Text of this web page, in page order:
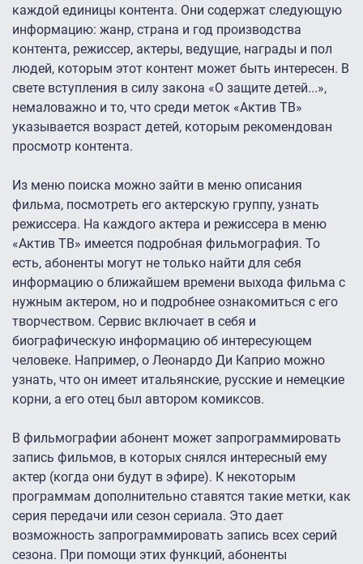
каждой единицы контента. Они содержат следующую
информацию: жанр, страна и год производства
контента, режиссер, актеры, ведущие, награды и пол
людей, которым этот контент может быть интересен. В
свете вступления в силу закона «О защите детей...»,
немаловажно и то, что среди меток «Актив ТВ»
указывается возраст детей, которым рекомендован
просмотр контента.
Из меню поиска можно зайти в меню описания
фильма, посмотреть его актерскую группу, узнать
режиссера. На каждого актера и режиссера в меню
«Актив ТВ» имеется подробная фильмография. То
есть, абоненты могут не только найти для себя
информацию о ближайшем времени выхода фильма с
нужным актером, но и подробнее ознакомиться с его
творчеством. Сервис включает в себя и
биографическую информацию об интересующем
человеке. Например, о Леонардо Ди Каприо можно
узнать, что он имеет итальянские, русские и немецкие
корни, а его отец был автором комиксов.
В фильмографии абонент может запрограммировать
запись фильмов, в которых снялся интересный ему
актер (когда они будут в эфире). К некоторым
программам дополнительно ставятся такие метки, как
серия передачи или сезон сериала. Это дает
возможность запрограммировать запись всех серий
сезона. При помощи этих функций, абоненты